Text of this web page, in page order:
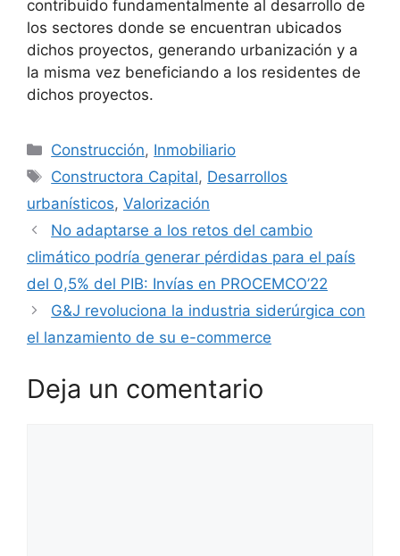
contribuido fundamentalmente al desarrollo de
los sectores donde se encuentran ubicados
dichos proyectos, generando urbanización y a
la misma vez beneficiando a los residentes de
dichos proyectos.
Categorías
Construcción, Inmobiliario
Etiquetas
Constructora Capital, Desarrollos
urbanísticos, Valorización
No adaptarse a los retos del cambio
climático podría generar pérdidas para el país
del 0,5% del PIB: Invías en PROCEMCO’22
G&J revoluciona la industria siderúrgica con
el lanzamiento de su e-commerce
Deja un comentario